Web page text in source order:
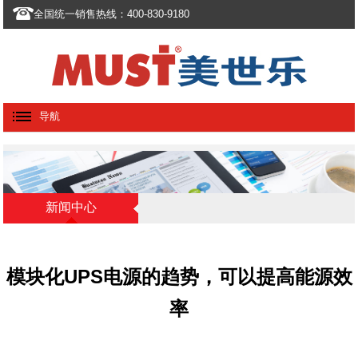
全国统一销售热线：400-830-9180
导航
新闻中心
模块化UPS电源的趋势，可以提高能源效
率